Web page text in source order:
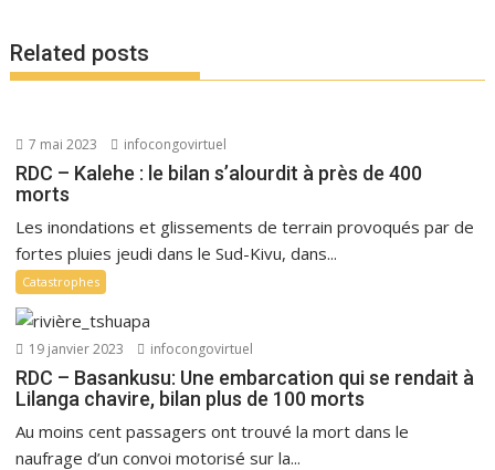
Related posts
7 mai 2023 infocongovirtuel
RDC – Kalehe : le bilan s’alourdit à près de 400
morts
Les inondations et glissements de terrain provoqués par de
fortes pluies jeudi dans le Sud-Kivu, dans...
Catastrophes
19 janvier 2023 infocongovirtuel
RDC – Basankusu: Une embarcation qui se rendait à
Lilanga chavire, bilan plus de 100 morts
Au moins cent passagers ont trouvé la mort dans le
naufrage d’un convoi motorisé sur la...